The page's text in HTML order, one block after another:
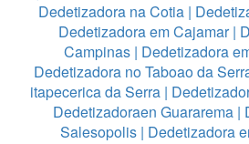
Dedetizadora na Cotia |
Dedetizadora em Cajamar|
Campinas| Dedetizadora
Dedetizadora no Taboao da
itapecerica da Serra |
Dedetizadoraen Guararema |
Salesopolis | Dedetizadora